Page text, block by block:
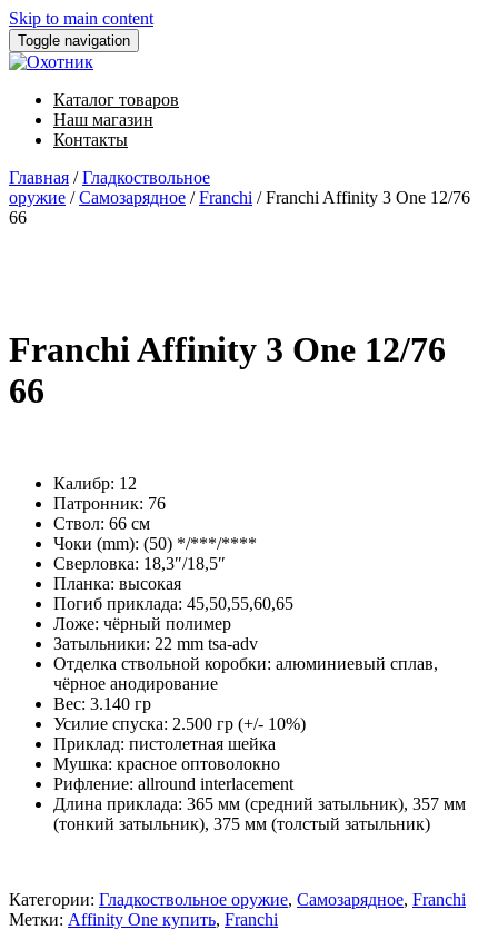
Skip to main content
Toggle navigation
Каталог товаров
Наш магазин
Контакты
Главная /Гладкоствольное
оружие /Самозарядное /Franchi / Franchi Affinity 3 One 12/76
66
Franchi Affinity 3 One 12/76
66
Калибр: 12
Патронник: 76
Ствол: 66 см
Чоки (mm): (50) */***/****
Сверловка: 18,3″/18,5″
Планка: высокая
Погиб приклада: 45,50,55,60,65
Ложе: чёрный полимер
Затыльники: 22 mm tsa-adv
Отделка ствольной коробки: алюминиевый сплав,
чёрное анодирование
Вес: 3.140 гр
Усилие спуска: 2.500 гр (+/- 10%)
Приклад: пистолетная шейка
Мушка: красное оптоволокно
Рифление: allround interlacement
Длина приклада: 365 мм (средний затыльник), 357 мм
(тонкий затыльник), 375 мм (толстый затыльник)
Категории: Гладкоствольное оружие, Самозарядное, Franchi
Метки: Affinity One купить, Franchi